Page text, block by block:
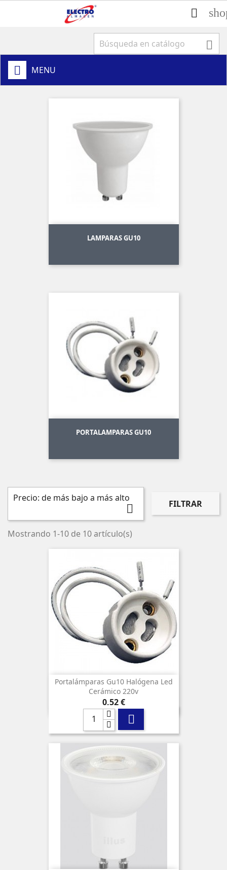


MENU
LAMPARAS GU10
PORTALAMPARAS GU10
Precio: de más bajo a más alto
 FILTRAR
Mostrando 1-10 de 10 artículo(s)
Portalámparas Gu10 Halógena Led
Cerámico 220v
Precio
0,52 €
